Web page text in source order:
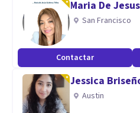
Maria De
San Francisco
Contactar
Jessica
Austin